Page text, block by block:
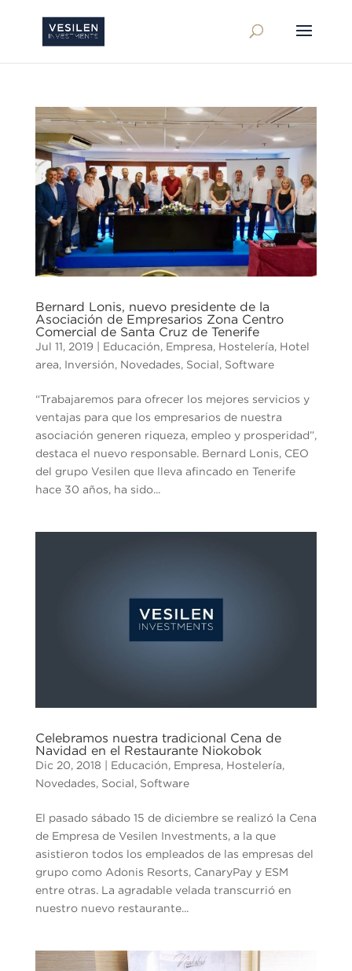
Bernard Lonis, nuevo presidente de la
Asociación de Empresarios Zona Centro
Comercial de Santa Cruz de Tenerife
Jul 11, 2019| Educación, Empresa, Hostelería, Hotel
area, Inversión, Novedades, Social, Software
“Trabajaremos para ofrecer los mejores servicios y
ventajas para que los empresarios de nuestra
asociación generen riqueza, empleo y prosperidad”,
destaca el nuevo responsable. Bernard Lonis, CEO
del grupo Vesilen que lleva afincado en Tenerife
hace 30 años, ha sido...
Celebramos nuestra tradicional Cena de
Navidad en el Restaurante Niokobok
Dic 20, 2018 Educación, Empresa, Hostelería,
Novedades, Social, Software
El pasado sábado 15 de diciembre se realizó la Cena
de Empresa de Vesilen Investments, a la que
asistieron todos los empleados de las empresas del
grupo como Adonis Resorts, CanaryPay y ESM
entre otras. La agradable velada transcurrió en
nuestro nuevo restaurante...